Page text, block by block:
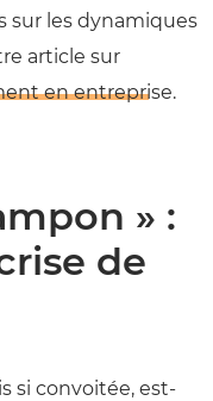
sur les dynamiques
article sur
en entreprise.
» :
de
si convoitée, est-